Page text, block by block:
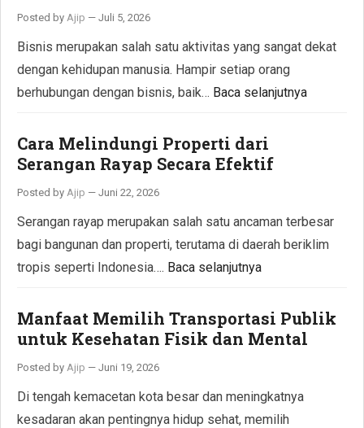
Posted by Ajip — Juli 5, 2026
Bisnis merupakan salah satu aktivitas yang sangat dekat
dengan kehidupan manusia. Hampir setiap orang
berhubungan dengan bisnis, baik… Baca selanjutnya
Cara Melindungi Properti dari
Serangan Rayap Secara Efektif
Posted by Ajip — Juni 22, 2026
Serangan rayap merupakan salah satu ancaman terbesar
bagi bangunan dan properti, terutama di daerah beriklim
tropis seperti Indonesia…. Baca selanjutnya
Manfaat Memilih Transportasi Publik
untuk Kesehatan Fisik dan Mental
Posted by Ajip — Juni 19, 2026
Di tengah kemacetan kota besar dan meningkatnya
kesadaran akan pentingnya hidup sehat, memilih